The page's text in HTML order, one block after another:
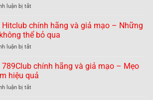
hãng
giả
mạo
dạng
dàng
tránh
luận bị tắt
biệt
Go88
chính
hãng
giả
mạo
Thực
Hitclub chính hãng và giả mạo – Những
thể bỏ qua
luận bị tắt
biệt
Hitclub
chính
hãng
789Club chính hãng và giả mạo – Mẹo
hiệu quả
luận bị tắt